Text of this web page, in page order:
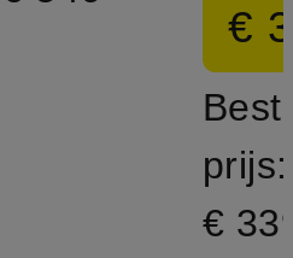
€
prijs:
€